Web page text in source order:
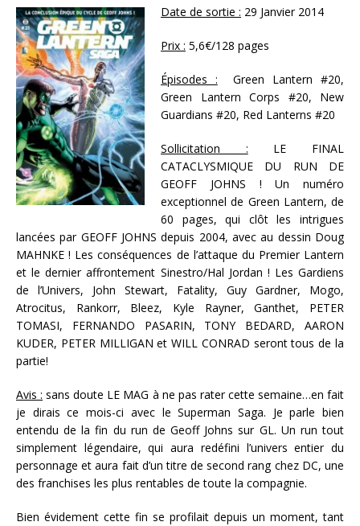
Date de sortie : 29 Janvier 2014
Prix : 5,6€/128 pages
Épisodes : Green Lantern #20,
Green Lantern Corps #20, New
Guardians #20, Red Lanterns #20
Sollicitation : LE FINAL
CATACLYSMIQUE DU RUN DE
GEOFF JOHNS ! Un numéro
exceptionnel de Green Lantern, de
60 pages, qui clôt les intrigues
lancées par GEOFF JOHNS depuis 2004, avec au dessin Doug
MAHNKE ! Les conséquences de l’attaque du Premier Lantern
et le dernier affrontement Sinestro/Hal Jordan ! Les Gardiens
de l’Univers, John Stewart, Fatality, Guy Gardner, Mogo,
Atrocitus, Rankorr, Bleez, Kyle Rayner, Ganthet, PETER
TOMASI, FERNANDO PASARIN, TONY BEDARD, AARON
KUDER, PETER MILLIGAN et WILL CONRAD seront tous de la
partie!
Avis : sans doute LE MAG à ne pas rater cette semaine…en fait
je dirais ce mois-ci avec le Superman Saga. Je parle bien
entendu de la fin du run de Geoff Johns sur GL. Un run tout
simplement légendaire, qui aura redéfini l’univers entier du
personnage et aura fait d’un titre de second rang chez DC, une
des franchises les plus rentables de toute la compagnie.
Bien évidement cette fin se profilait depuis un moment, tant